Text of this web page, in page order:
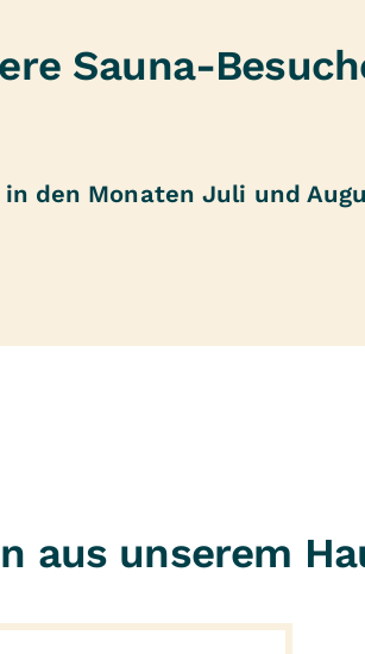
Sauna-
den Monaten Juli und
aus unserem